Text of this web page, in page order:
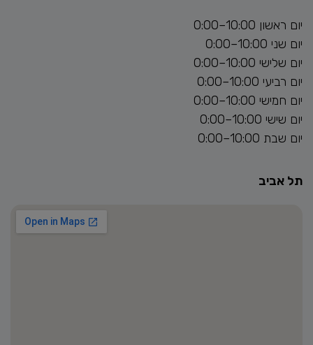
יום ראשון 10:00–0:00
יום שני 10:00–0:00
יום שלישי 10:00–0:00
יום רביעי 10:00–0:00
יום חמישי 10:00–0:00
יום שישי 10:00–0:00
יום שבת 10:00–0:00
תל אביב